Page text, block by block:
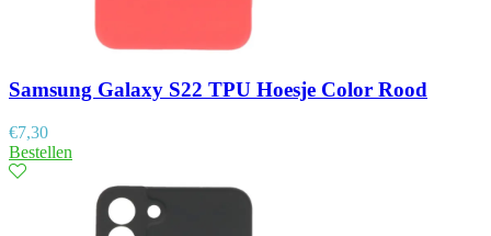
Samsung Galaxy S22 TPU Hoesje Color Rood
€7,30
Bestellen